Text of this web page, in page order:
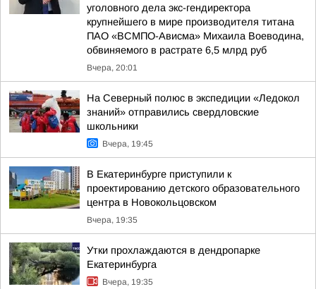
уголовного дела экс-гендиректора
крупнейшего в мире производителя титана
ПАО «ВСМПО-Ависма» Михаила Воеводина,
обвиняемого в растрате 6,5 млрд руб
Вчера, 20:01
На Северный полюс в экспедиции «Ледокол
знаний» отправились свердловские
школьники
Вчера, 19:45
В Екатеринбурге приступили к
проектированию детского образовательного
центра в Новокольцовском
Вчера, 19:35
Утки прохлаждаются в дендропарке
Екатеринбурга
Вчера, 19:35